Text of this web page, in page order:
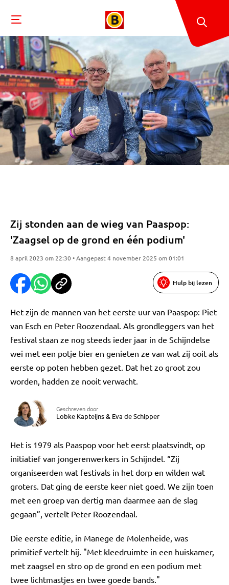
Zij stonden aan de wieg van Paaspop:
'Zaagsel op de grond en één podium'
8 april 2023 om 22:30 • Aangepast 4 november 2025 om 01:01
Hulp bij lezen
Het zijn de mannen van het eerste uur van Paaspop: Piet
van Esch en Peter Roozendaal. Als grondleggers van het
festival staan ze nog steeds ieder jaar in de Schijndelse
wei met een potje bier en genieten ze van wat zij ooit als
eerste op poten hebben gezet. Dat het zo groot zou
worden, hadden ze nooit verwacht.
Geschreven door
Lobke Kapteijns& Eva de Schipper
Het is 1979 als Paaspop voor het eerst plaatsvindt, op
initiatief van jongerenwerkers in Schijndel. “Zij
organiseerden wat festivals in het dorp en wilden wat
groters. Dat ging de eerste keer niet goed. We zijn toen
met een groep van dertig man daarmee aan de slag
gegaan”, vertelt Peter Roozendaal.
Die eerste editie, in Manege de Molenheide, was
primitief vertelt hij. "Met kleedruimte in een huiskamer,
met zaagsel en stro op de grond en een podium met
twee lichtmastjes en twee goede bands."